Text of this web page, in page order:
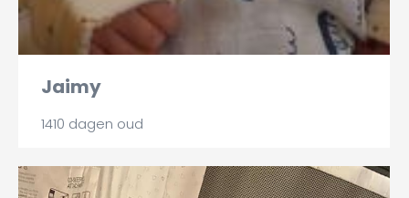
Jaimy
1410 dagen oud